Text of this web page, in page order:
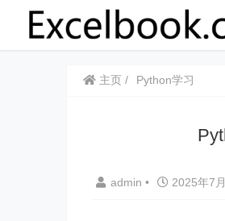
主页 Python学习
admin • 2025年7